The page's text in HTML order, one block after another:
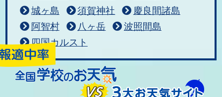
城ヶ島
須賀神社
慶良間諸島
阿智村
八ヶ岳
波照間島
四国カルスト